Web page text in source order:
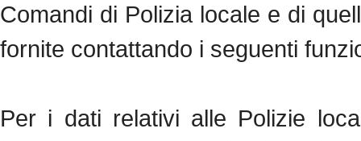
Comandi di Polizia locale e di
fornite contattando i seguenti
Per i dati relativi alle Polizie